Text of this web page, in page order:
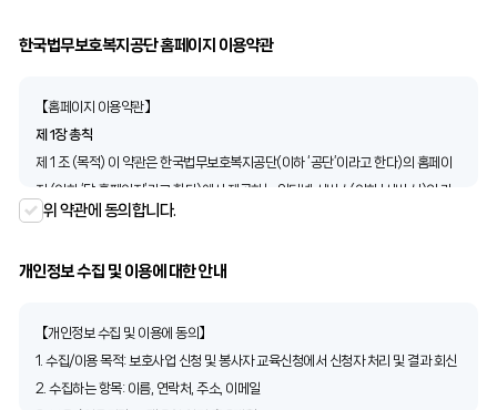
한국법무보호복지공단 홈페이지 이용약관
【홈페이지 이용약관】
제 1장 총칙
제 1 조 (목적) 이 약관은 한국법무보호복지공단(이하 ‘공단’이라고 한다)의 홈페이
지 (이하 ‘당 홈페이지’라고 한다)에서 제공하는 인터넷 서비스(이하 '서비스')의 가
입조건, 당 홈페이지와 이용자의 권리, 의무, 책임사항과 기타 필요한 사항을 규정함
제 2 조 (용어의 정의) 이 약관에서 사용하는 용어의 정어는 다음과 같습니다.
공하는 서비스를 받는 회원 및 비회원을 말합니다.
2. 회원이라 함은 서비스를 이용하기 위하여 공단에 개인정보를 제공하여 아이디
(ID)와 비밀번호를 부여 받아 이용하는 자를 말합니다.
위 약관에 동의합니다.
개인정보 수집 및 이용에 대한 안내
【개인정보 수집 및 이용에 동의】
1. 수집/이용 목적: 보호사업 신청 및 봉사자 교육신청에서 신청자 처리 및 결과 회신
2. 수집하는 항목: 이름, 연락처, 주소, 이메일